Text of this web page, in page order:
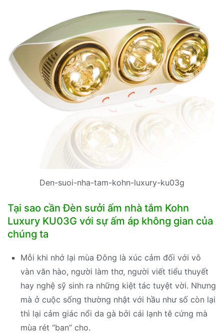
Den-suoi-nha-tam-kohn-luxury-ku03g
Tại sao cần Đèn sưởi ấm nhà tắm Kohn
Luxury KU03G với sự ấm áp không gian của
chúng ta
Mỗi khi nhớ lại mùa Đông là xúc cảm đối với vô
vàn văn hào, người làm thơ, người viết tiểu thuyết
hay nghệ sỹ sinh ra những kiệt tác tuyệt vời. Nhưng
mà ở cuộc sống thường nhật với hầu như số còn lại
thì lại cảm giác nổi da gà bởi cái lạnh tê cứng mà
mùa rét “ban” cho.